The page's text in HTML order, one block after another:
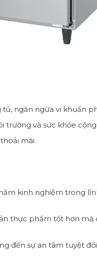
ngăn ngừa vi khuẩn
trường và sức khỏe
mái.
kinh nghiệm trong
thực phẩm tốt hơn
đến sự an tâm tuyệt